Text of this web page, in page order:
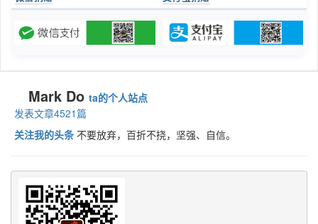
Mark Do ta的个人站点
发表文章4521篇
关注我的头条 不要放弃，百折不挠，坚强、自信。